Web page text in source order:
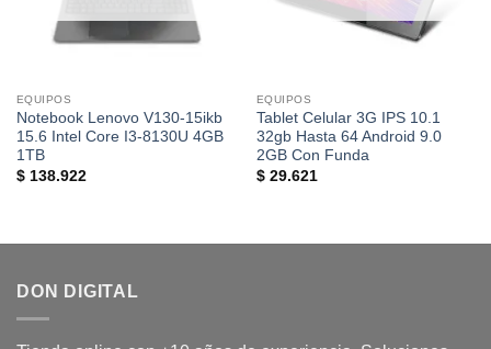
EQUIPOS
Notebook Lenovo V130-15ikb
15.6 Intel Core I3-8130U 4GB
1TB
$138.922
EQUIPOS
Tablet Celular 3G IPS 10.1
32gb Hasta 64 Android 9.0
2GB Con Funda
$29.621
DON DIGITAL